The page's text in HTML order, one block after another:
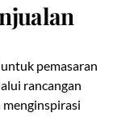
pemasaran
rancangan
menginspirasi